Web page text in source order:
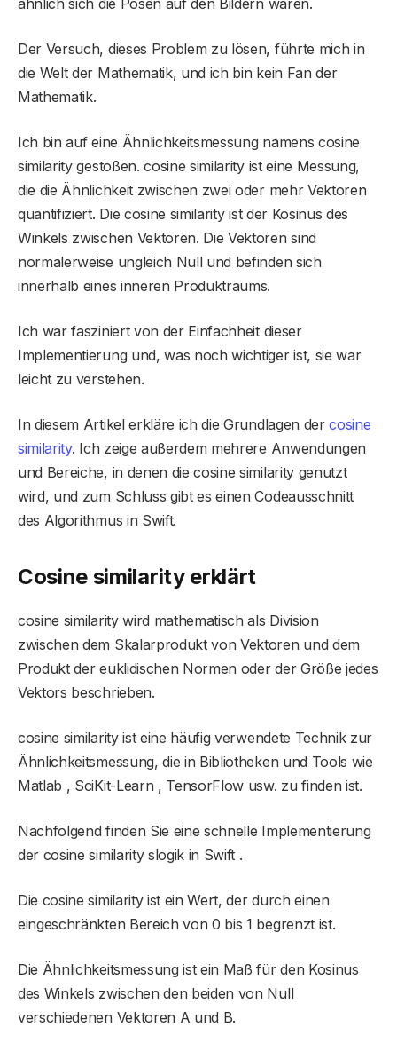
Der Versuch, dieses Problem zu lösen, führte mich in
die Welt der Mathematik, und ich bin kein Fan der
Mathematik.
Ich bin auf eine Ähnlichkeitsmessung namens cosine
similarity gestoßen. cosine similarity ist eine Messung,
die die Ähnlichkeit zwischen zwei oder mehr Vektoren
quantifiziert. Die cosine similarity ist der Kosinus des
Winkels zwischen Vektoren. Die Vektoren sind
normalerweise ungleich Null und befinden sich
innerhalb eines inneren Produktraums.
Ich war fasziniert von der Einfachheit dieser
Implementierung und, was noch wichtiger ist, sie war
leicht zu verstehen.
In diesem Artikel erkläre ich die Grundlagen dercosine
similarity. Ich zeige außerdem mehrere Anwendungen
und Bereiche, in denen die cosine similarity genutzt
wird, und zum Schluss gibt es einen Codeausschnitt
des Algorithmus in Swift.
Cosine similarity erklärt
cosine similarity wird mathematisch als Division
zwischen dem Skalarprodukt von Vektoren und dem
Produkt der euklidischen Normen oder der Größe jedes
Vektors beschrieben.
cosine similarity ist eine häufig verwendete Technik zur
Ähnlichkeitsmessung, die in Bibliotheken und Tools wie
Matlab , SciKit-Learn , TensorFlow usw. zu finden ist.
Nachfolgend finden Sie eine schnelle Implementierung
der cosine similarity slogik in Swift .
Die cosine similarity ist ein Wert, der durch einen
eingeschränkten Bereich von 0 bis 1 begrenzt ist.
Die Ähnlichkeitsmessung ist ein Maß für den Kosinus
des Winkels zwischen den beiden von Null
verschiedenen Vektoren A und B.